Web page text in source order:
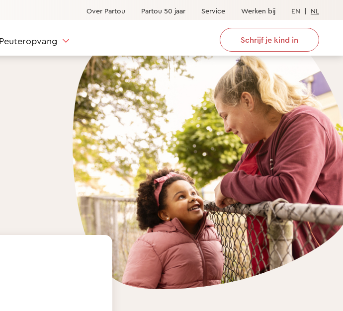
Over Partou Partou 50 jaar Service Werken bij EN | NL
Peuteropvang Schrijf je kind in